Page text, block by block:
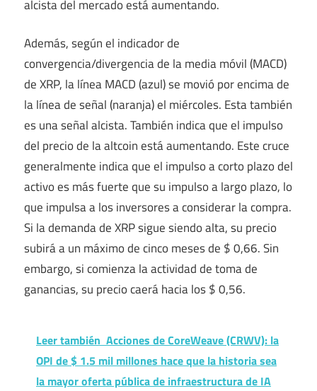
alcista del mercado está aumentando.
Además, según el indicador de
convergencia/divergencia de la media móvil (MACD)
de XRP, la línea MACD (azul) se movió por encima de
la línea de señal (naranja) el miércoles. Esta también
es una señal alcista. También indica que el impulso
del precio de la altcoin está aumentando. Este cruce
generalmente indica que el impulso a corto plazo del
activo es más fuerte que su impulso a largo plazo, lo
que impulsa a los inversores a considerar la compra.
Si la demanda de XRP sigue siendo alta, su precio
subirá a un máximo de cinco meses de $ 0,66. Sin
embargo, si comienza la actividad de toma de
ganancias, su precio caerá hacia los $ 0,56.
Leer también Acciones de CoreWeave (CRWV): la
OPI de $ 1.5 mil millones hace que la historia sea
la mayor oferta pública de infraestructura de IA